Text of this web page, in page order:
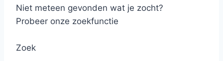
Niet meteen gevonden wat je zocht?
Probeer onze zoekfunctie
Zoek